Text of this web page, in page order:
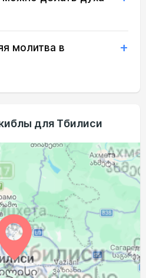
13:04 16:52 19:52 21:15
13:04 16:51 19:50 21:14
13:02 16:47 19:43 21:04
13:02 16:46 19:41
13:02 16:45 19:39 21:00
13:01 16:44 19:38 20:59
13:01 16:43 19:36
молитва в
для Тбилиси